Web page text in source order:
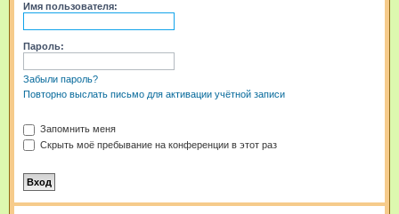
Имя пользователя:
Пароль:
Забыли пароль?
Повторно выслать письмо для активации учётной записи
Запомнить меня
Скрыть моё пребывание на конференции в этот раз